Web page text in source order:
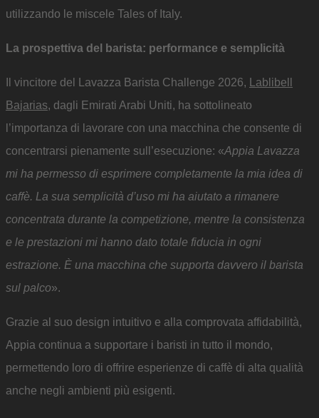
utilizzando le miscele Tales of Italy.
La prospettiva del barista: performance e semplicità
Il vincitore del Lavazza Barista Challenge 2026,
Lablibell
Bajarias, dagli Emirati Arabi Uniti, ha sottolineato
l’importanza di lavorare con una macchina che consente di
concentrarsi pienamente sull’esecuzione: «Appia Lavazza
mi ha permesso di esprimere completamente la mia idea di
caffè. La sua semplicità d’uso mi ha aiutato a rimanere
concentrata durante la competizione, mentre la consistenza
e le prestazioni mi hanno dato totale fiducia in ogni
estrazione. È una macchina che supporta davvero il barista
sul palco».
Grazie al suo design intuitivo e alla comprovata affidabilità,
Appia continua a supportare i baristi in tutto il mondo,
permettendo loro di offrire esperienze di caffè di alta qualità
anche negli ambienti più esigenti.